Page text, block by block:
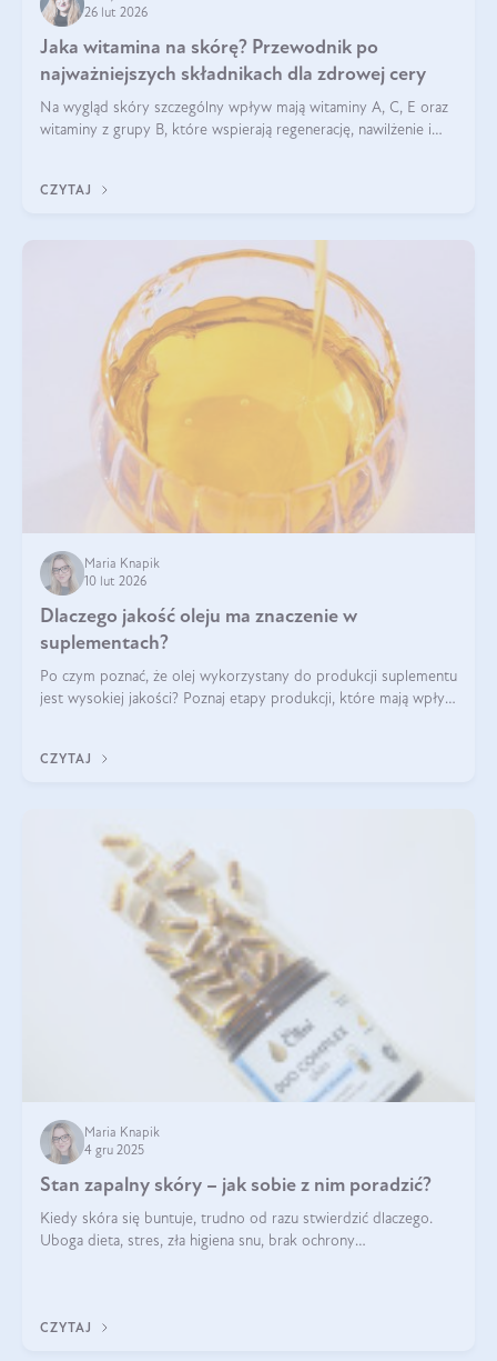
26 lut 2026
Jaka witamina na skórę? Przewodnik po
najważniejszych składnikach dla zdrowej cery
Na wygląd skóry szczególny wpływ mają witaminy A, C, E oraz
witaminy z grupy B, które wspierają regenerację, nawilżenie i
CZYTAJ
Maria Knapik
10 lut 2026
Dlaczego jakość oleju ma znaczenie w
suplementach?
Po czym poznać, że olej wykorzystany do produkcji suplementu
jest wysokiej jakości? Poznaj etapy produkcji, które mają wpływ
CZYTAJ
Maria Knapik
4 gru 2025
Stan zapalny skóry – jak sobie z nim poradzić?
Kiedy skóra się buntuje, trudno od razu stwierdzić dlaczego.
Uboga dieta, stres, zła higiena snu, brak ochrony
CZYTAJ